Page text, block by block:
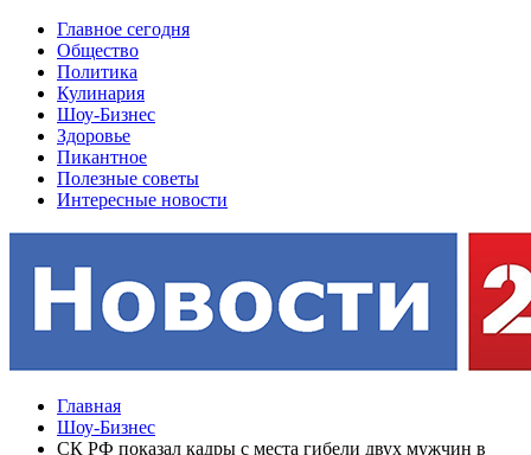
Главное сегодня
Общество
Политика
Кулинария
Шоу-Бизнес
Здоровье
Пикантное
Полезные советы
Интересные новости
Главная
Шоу-Бизнес
СК РФ показал кадры с места гибели двух мужчин в